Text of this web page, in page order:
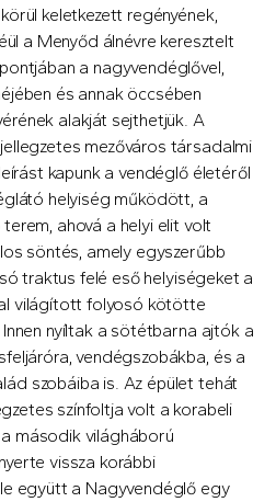
keletkezett regényének,
a Menyőd álnévre keresztelt
a nagyvendéglővel,
és annak öccsében
alakját sejthetjük. A
mezőváros társadalmi
kapunk a vendéglő életéről
helyiség működött, a
ahová a helyi elit volt
söntés, amely egyszerűbb
traktus felé eső helyiségeket a
világított folyosó kötötte
Innen nyíltak a sötétbarna ajtók a
vendégszobákba, és a
szobáiba is. Az épület tehát
színfoltja volt a korabeli
második világháború
vissza korábbi
együtt a Nagyvendéglő egy